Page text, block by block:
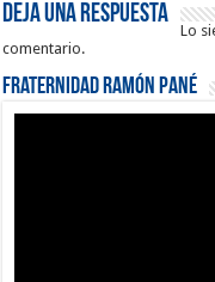
Deja una respuesta
Lo
comentario.
Fraternidad Ramón Pané